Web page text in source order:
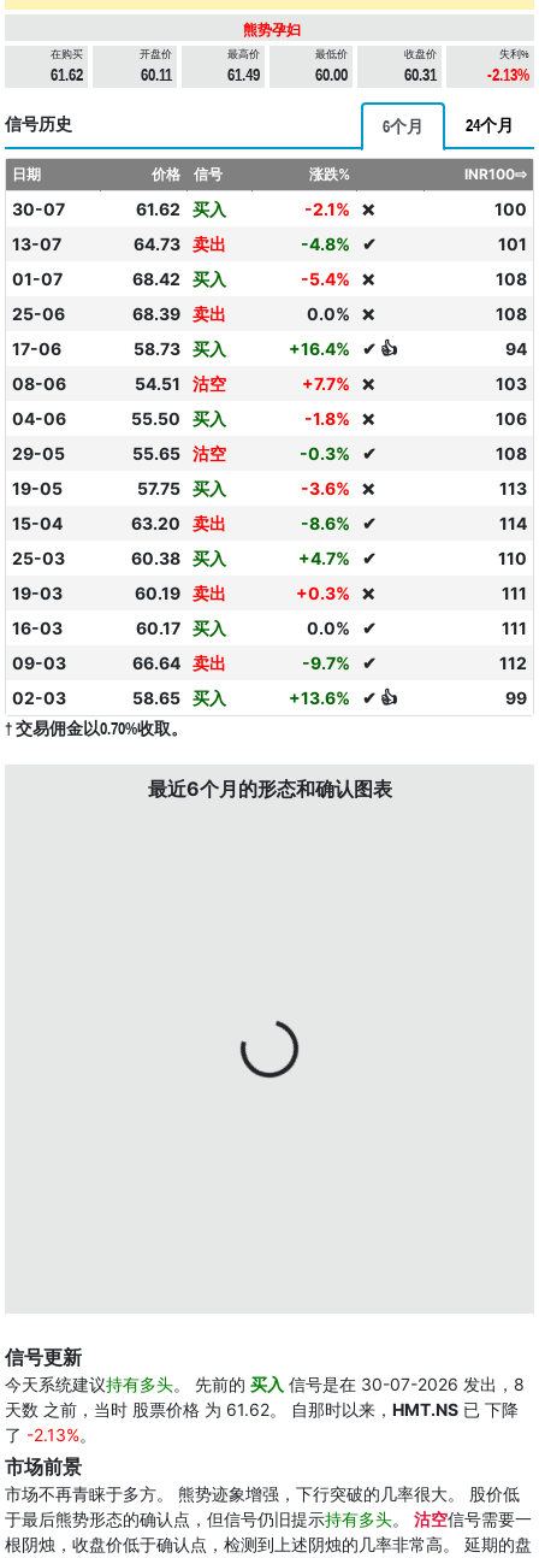
熊势孕妇
在购买
61.62
开盘价
60.11
最高价
61.49
最低价
60.00
收盘价
60.31
失利%
-2.13%
信号历史 6个月 24个月
日期 价格 信号 涨跌% INR100⇨
30-07 61.62 买入 -2.1% ❌
100
13-07
64.73 卖出 -4.8% ✔
101
01-07
68.42 买入 -5.4% ❌
108
25-06
68.39 卖出 0.0% ❌
108
17-06
58.73 买入 +16.4% ✔ 👍
94
08-06
54.51 沽空 +7.7% ❌
103
04-06
55.50 买入 -1.8% ❌
106
29-05
55.65 沽空 -0.3% ✔
108
19-05
57.75 买入 -3.6% ❌
113
15-04
63.20 卖出 -8.6% ✔
114
25-03
60.38 买入 +4.7% ✔
110
19-03
60.19 卖出 +0.3% ❌
111
16-03
60.17 买入 0.0% ✔
111
09-03
66.64 卖出 -9.7% ✔
112
02-03
58.65 买入 +13.6% ✔ 👍 99
† 交易佣金以0.70%收取。
最近6个月的形态和确认图表
信号更新
今天系统建议持有多头。 先前的 买入 信号是在 30-07-2026 发出，8
天数 之前，当时 股票价格 为 61.62。 自那时以来， HMT.NS 已 下降
了 -2.13%。
市场前景
市场不再青睐于多方。 熊势迹象增强，下行突破的几率很大。 股价低
于最后熊势形态的确认点，但信号仍旧提示持有多头。 沽空信号需要一
根阴烛，收盘价低于确认点，检测到上述阴烛的几率非常高。 延期的盘